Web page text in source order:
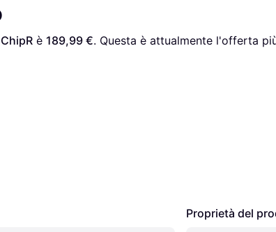
è 189,99 €. Questa è attualmente l'offerta
Proprietà del